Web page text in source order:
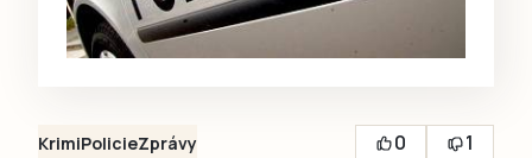
KrimiPolicieZprávy 0
1